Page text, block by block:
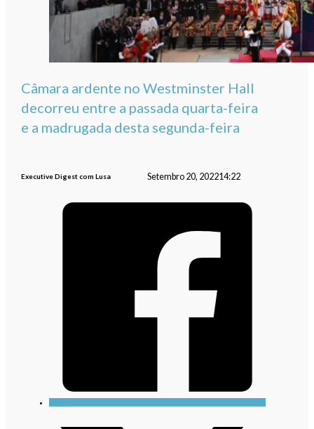
Câmara ardente no Westminster Hall
decorreu entre a passada quarta-feira
e a madrugada desta segunda-feira
Executive Digest com Lusa Setembro 20, 202214:22